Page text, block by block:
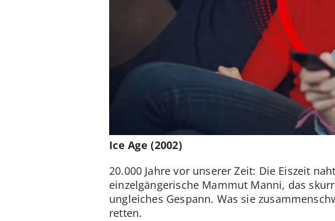
Ice Age (2002)
20.000 Jahre vor unserer Zeit: Die Eiszeit
einzelgängerische Mammut Manni, das
ungleiches Gespann. Was sie
retten.